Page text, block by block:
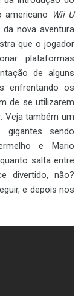
americano
Wii U
nova aventura
que o jogador
plataformas
de alguns
enfrentando os
de se utilizarem
Veja também um
gigantes sendo
e Mario
salta entre
divertido, não?
e depois nos